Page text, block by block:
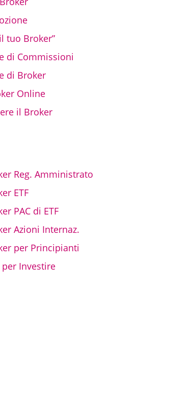
tuo Broker”
di Commissioni
di Broker
Online
il Broker
Reg. Amministrato
ETF
PAC di ETF
Azioni Internaz.
per Principianti
Investire